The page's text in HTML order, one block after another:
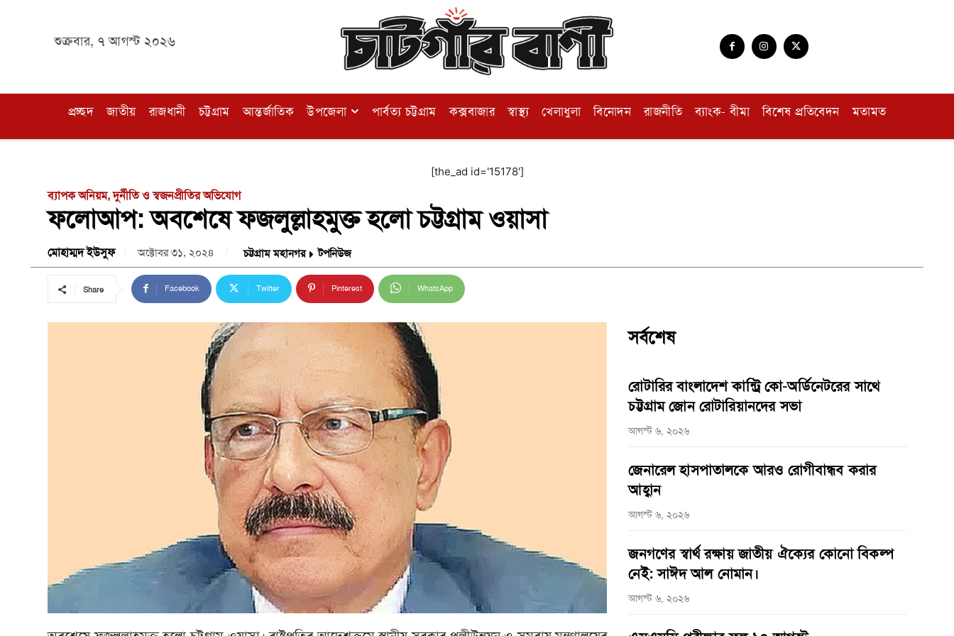
শুক্রবার, ৭ আগস্ট ২০২৬
প্রচ্ছদ জাতীয় রাজধানী চট্টগ্রাম আন্তর্জাতিক উপজেলা পার্বত্য চট্টগ্রাম কক্সবাজার স্বাস্থ্য খেলাধুলা বিনোদন রাজনীতি ব্যাংক- বীমা বিশেষ প্রতিবেদন মতামত
[the_ad id='15178']
ব্যাপক অনিয়ম, দুর্নীতি ও স্বজনপ্রীতির অভিযোগ
ফলোআপ: অবশেষে ফজলুল্লাহমুক্ত হলো চট্টগ্রাম ওয়াসা
মোহাম্মদ ইউসুফ অক্টোবর ৩১, ২০২৪ চট্টগ্রাম মহানগর টপনিউজ
Share Facebook Twitter Pinterest WhatsApp
সর্বশেষ
রোটারির বাংলাদেশ কান্ট্রি কো-অর্ডিনেটরের সাথে
চট্টগ্রাম জোন রোটারিয়ানদের সভা
আগস্ট ৬, ২০২৬
জেনারেল হাসপাতালকে আরও রোগীবান্ধব করার
আহ্বান
আগস্ট ৬, ২০২৬
জনগণের স্বার্থ রক্ষায় জাতীয় ঐক্যের কোনো বিকল্প
নেই: সাঈদ আল নোমান।
আগস্ট ৬, ২০২৬